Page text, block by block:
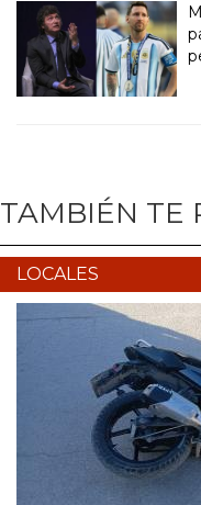
TAMBIÉN TE
LOCALES